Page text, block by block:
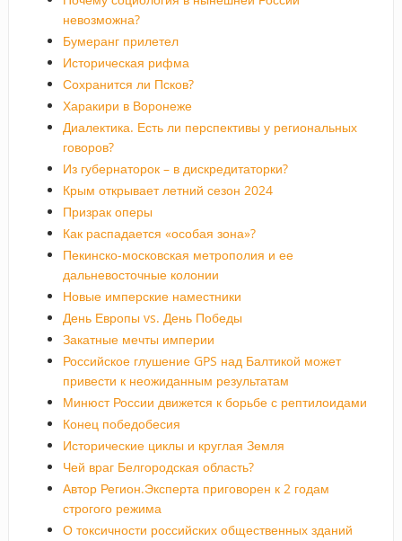
невозможна?
Бумеранг прилетел
Историческая рифма
Сохранится ли Псков?
Харакири в Воронеже
Диалектика. Есть ли перспективы у региональных
говоров?
Из губернаторок – в дискредитаторки?
Крым открывает летний сезон 2024
Призрак оперы
Как распадается «особая зона»?
Пекинско-московская метрополия и ее
дальневосточные колонии
Новые имперские наместники
День Европы vs. День Победы
Закатные мечты империи
Российское глушение GPS над Балтикой может
привести к неожиданным результатам
Минюст России движется к борьбе с рептилоидами
Конец победобесия
Исторические циклы и круглая Земля
Чей враг Белгородская область?
Автор Регион.Эксперта приговорен к 2 годам
строгого режима
О токсичности российских общественных зданий